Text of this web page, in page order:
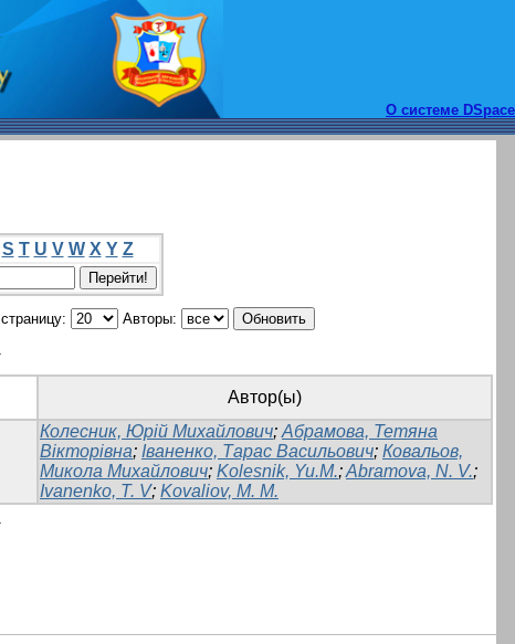
О системе DSpace
S T U V W X Y Z
Авторы:
Автор(ы)
Колесник, Юрій Михайлович; Абрамова, Тетяна
Вікторівна; Іваненко, Тарас Васильович; Ковальов,
Микола Михайлович; Kolesnik, Yu.M.;Abramova, N. V.;
Ivanenko, T. V; Kovaliov, M. M.